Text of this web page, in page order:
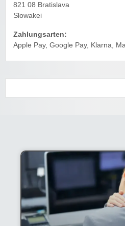
821 08 Bratislava
Slowakei
Zahlungsarten:
Apple Pay, Google Pay, Klarna,